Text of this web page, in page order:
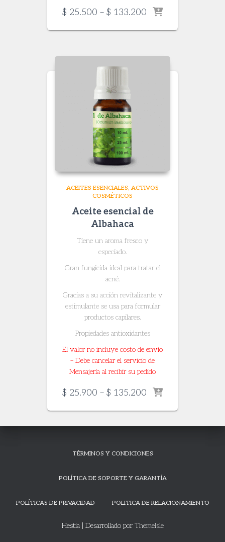
$ 25.500 – $ 133.200 Price
$ 25.500
$ 133.200
ACEITES ESENCIALES ACTIVOS
COSMÉTICOS
Aceite esencial de
Albahaca
Tiene un aroma fresco y
especiado.
Gran fungicida ideal para tratar el
acné.
Gracias a su acción revitalizante y
estimulante se usa para formular
productos capilares.
Propiedades antioxidantes
El valor no incluye costo de envío
– Debe cancelar el servicio de
Mensajería al recibir su pedido
$ 25.900 – $ 135.200 Price
$ 25.900
through
TÉRMINOS Y CONDICIONES
POLÍTICA DE SOPORTE Y GARANTÍA
POLÍTICAS DE PRIVACIDAD POLITICA DE RELACIONAMIENTO
Hestia | Desarrollado porThemeIsle